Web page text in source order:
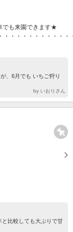
でも来園できます★
・・・・・・・・・・・
、6月でも いちご狩り
by いおりさん
比較しても大ぶりで甘